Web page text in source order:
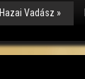
Hazai Vadász »